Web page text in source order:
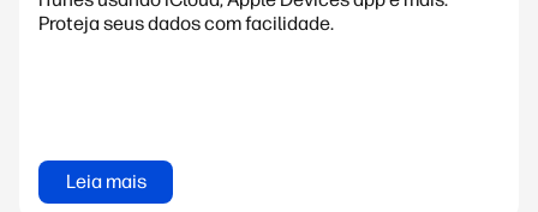
Proteja seus dados com facilidade.
Leia mais